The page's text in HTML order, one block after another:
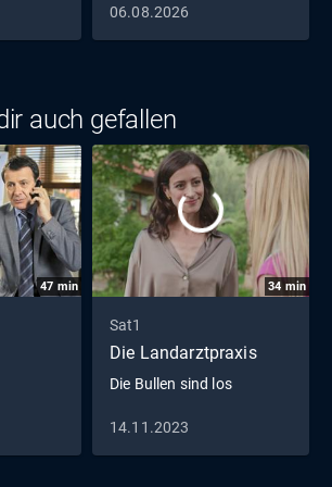
sie sich mit
zu einem Picknick auf der Almwiese
geht auf.
06.08.2026
auch gefallen
47 min 34 min
Sat1
Die Landarztpraxis
Die Bullen sind los
14.11.2023